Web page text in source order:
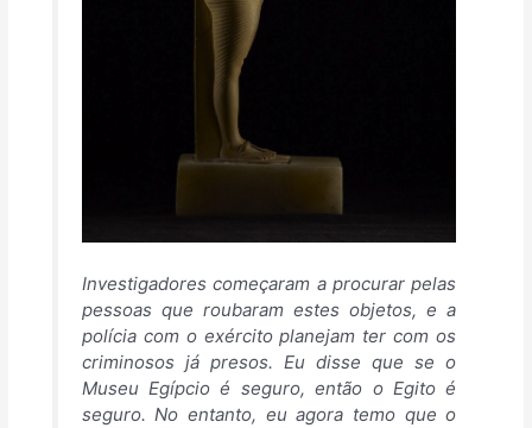
Investigadores começaram a procurar pelas
pessoas que roubaram estes objetos, e a
polícia com o exército planejam ter com os
criminosos já presos. Eu disse que se o
Museu Egípcio é seguro, então o Egito é
seguro. No entanto, eu agora temo que o